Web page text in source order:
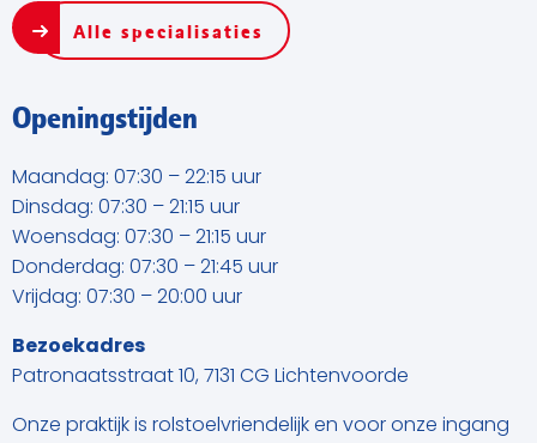
Alle specialisaties
Openingstijden
Maandag: 07:30 – 22:15 uur
Dinsdag: 07:30 – 21:15 uur
Woensdag: 07:30 – 21:15 uur
Donderdag: 07:30 – 21:45 uur
Vrijdag: 07:30 – 20:00 uur
Bezoekadres
Patronaatsstraat 10, 7131 CG Lichtenvoorde
Onze praktijk is rolstoelvriendelijk en voor onze ingang